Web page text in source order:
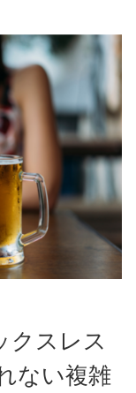
クスレス
ない複雑